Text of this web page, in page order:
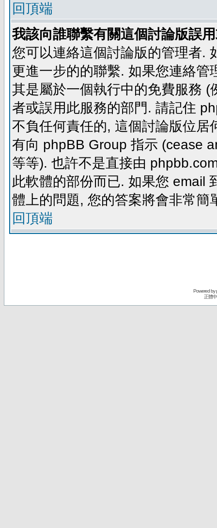
回頂端
我該向誰聯繫有關這個討論版誤
您可以連絡這個討論版的管理者.
更進一步的的聯繫. 如果您連絡
其是屬於一個執行中的免費服務
者或誤用此服務的部門. 請記住
不負任何責任的, 這個討論版位
有向 phpBB Group 指示 (cease
等等). 也許不是直接由
此軟體的部份而已. 如果您 email
體上的問題, 您的答案將會非常簡
回頂端
Powered by
正體